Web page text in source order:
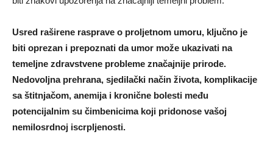
Usred raširene rasprave o proljetnom umoru, ključno je
biti oprezan i prepoznati da umor može ukazivati na
temeljne zdravstvene probleme značajnije prirode.
Nedovoljna prehrana, sjedilački način života, komplikacije
sa štitnjačom, anemija i kronične bolesti među
potencijalnim su čimbenicima koji pridonose vašoj
nemilosrdnoj iscrpljenosti.